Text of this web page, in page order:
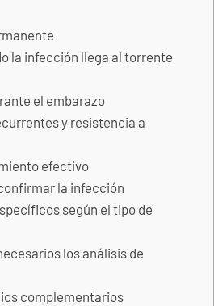
la infección llega al torrente
el embarazo
y resistencia a
efectivo
la infección
según el tipo de
los análisis de
complementarios